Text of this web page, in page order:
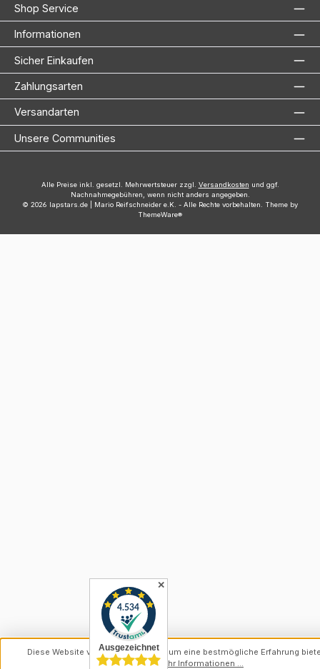
Shop Service
Informationen
Sicher Einkaufen
Zahlungsarten
Versandarten
Unsere Communities
Alle Preise inkl. gesetzl. Mehrwertsteuer zzgl. Versandkosten und ggf.
Nachnahmegebühren, wenn nicht anders angegeben.
© 2026 lapstars.de | Mario Reifschneider e.K. - Alle Rechte vorbehalten. Theme by
ThemeWare®
✕
Diese Website verwendet Cookies, um eine bestmögliche Erfahrung
können.Mehr Informationen ...